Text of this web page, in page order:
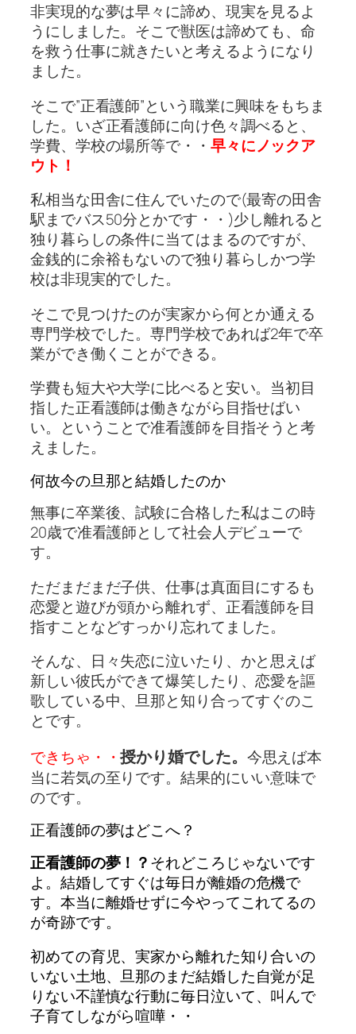
非実現的な夢は早々に諦め、現実を見るよ
うにしました。そこで獣医は諦めても、命
を救う仕事に就きたいと考えるようになり
ました。
そこで”正看護師”という職業に興味をもちま
した。いざ正看護師に向け色々調べると、
学費、学校の場所等で・・ 早々にノックア
ウト！
私相当な田舎に住んでいたので(最寄の田舎
駅までバス50分とかです・・)少し離れると
独り暮らしの条件に当てはまるのですが、
金銭的に余裕もないので独り暮らしかつ学
校は非現実的でした。
そこで見つけたのが実家から何とか通える
専門学校でした。専門学校であれば2年で卒
業ができ働くことができる。
学費も短大や大学に比べると安い。当初目
指した正看護師は働きながら目指せばい
い。ということで准看護師を目指そうと考
えました。
何故今の旦那と結婚したのか
無事に卒業後、試験に合格した私はこの時
20歳で准看護師として社会人デビューで
す。
ただまだまだ子供、仕事は真面目にするも
恋愛と遊びが頭から離れず、正看護師を目
指すことなどすっかり忘れてました。
そんな、日々失恋に泣いたり、かと思えば
新しい彼氏ができて爆笑したり、恋愛を謳
歌している中、旦那と知り合ってすぐのこ
とです。
できちゃ・・授かり婚でした。 今思えば本
当に若気の至りです。結果的にいい意味で
のです。
正看護師の夢はどこへ？
正看護師の夢！？それどころじゃないです
よ。 結婚してすぐは毎日が離婚の危機で
す。本当に離婚せずに今やってこれてるの
が奇跡です。
初めての育児、実家から離れた知り合いの
いない土地、旦那のまだ結婚した自覚が足
りない不謹慎な行動に毎日泣いて、叫んで
子育てしながら喧嘩・・